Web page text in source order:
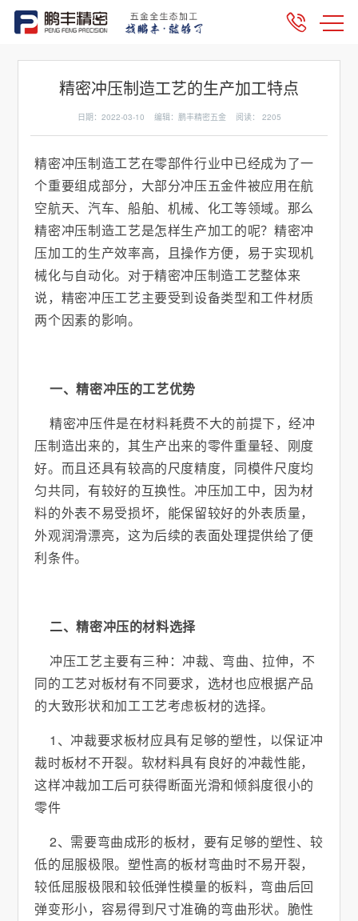
精密冲压制造工艺的生产加工特点
日期：2022-03-10 编辑：鹏丰精密五金 阅读： 2205
精密冲压制造工艺在零部件行业中已经成为了一
个重要组成部分，大部分冲压五金件被应用在航
空航天、汽车、船舶、机械、化工等领域。那么
精密冲压制造工艺是怎样生产加工的呢？精密冲
压加工的生产效率高，且操作方便，易于实现机
械化与自动化。对于精密冲压制造工艺整体来
说，精密冲压工艺主要受到设备类型和工件材质
两个因素的影响。
一、精密冲压的工艺优势
精密冲压件是在材料耗费不大的前提下，经冲
压制造出来的，其生产出来的零件重量轻、刚度
好。而且还具有较高的尺度精度，同模件尺度均
匀共同，有较好的互换性。冲压加工中，因为材
料的外表不易受损坏，能保留较好的外表质量，
外观润滑漂亮，这为后续的表面处理提供给了便
利条件。
二、精密冲压的材料选择
冲压工艺主要有三种：冲裁、弯曲、拉伸，不
同的工艺对板材有不同要求，选材也应根据产品
的大致形状和加工工艺考虑板材的选择。
1、冲裁要求板材应具有足够的塑性，以保证冲
裁时板材不开裂。软材料具有良好的冲裁性能，
这样冲裁加工后可获得断面光滑和倾斜度很小的
零件
2、需要弯曲成形的板材，要有足够的塑性、较
低的屈服极限。塑性高的板材弯曲时不易开裂，
较低屈服极限和较低弹性模量的板料，弯曲后回
弹变形小，容易得到尺寸准确的弯曲形状。脆性